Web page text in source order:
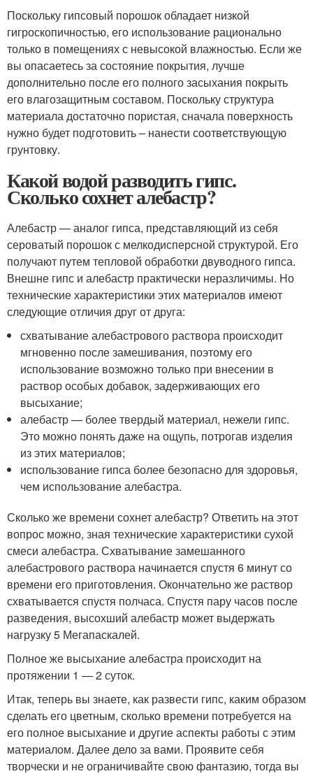
Поскольку гипсовый порошок обладает низкой
гигроскопичностью, его использование рационально
только в помещениях с невысокой влажностью. Если же
вы опасаетесь за состояние покрытия, лучше
дополнительно после его полного засыхания покрыть
его влагозащитным составом. Поскольку структура
материала достаточно пористая, сначала поверхность
нужно будет подготовить – нанести соответствующую
грунтовку.
Какой водой разводить гипс.
Сколько сохнет алебастр?
Алебастр — аналог гипса, представляющий из себя
сероватый порошок с мелкодисперсной структурой. Его
получают путем тепловой обработки двуводного гипса.
Внешне гипс и алебастр практически неразличимы. Но
технические характеристики этих материалов имеют
следующие отличия друг от друга:
схватывание алебастрового раствора происходит
мгновенно после замешивания, поэтому его
использование возможно только при внесении в
раствор особых добавок, задерживающих его
высыхание;
алебастр — более твердый материал, нежели гипс.
Это можно понять даже на ощупь, потрогав изделия
из этих материалов;
использование гипса более безопасно для здоровья,
чем использование алебастра.
Сколько же времени сохнет алебастр? Ответить на этот
вопрос можно, зная технические характеристики сухой
смеси алебастра. Схватывание замешанного
алебастрового раствора начинается спустя 6 минут со
времени его приготовления. Окончательно же раствор
схватывается спустя полчаса. Спустя пару часов после
разведения, высохший алебастр может выдержать
нагрузку 5 Мегапаскалей.
Полное же высыхание алебастра происходит на
протяжении 1 — 2 суток.
Итак, теперь вы знаете, как развести гипс, каким образом
сделать его цветным, сколько времени потребуется на
его полное высыхание и другие аспекты работы с этим
материалом. Далее дело за вами. Проявите себя
творчески и не ограничивайте свою фантазию, тогда вы